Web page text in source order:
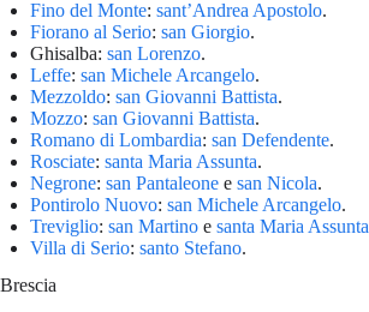
Fino del Monte: sant’Andrea Apostolo.
Fiorano al Serio: san Giorgio.
Ghisalba: san Lorenzo.
Leffe: san Michele Arcangelo.
Mezzoldo: san Giovanni Battista.
Mozzo: san Giovanni Battista.
Romano di Lombardia: san Defendente.
Rosciate: santa Maria Assunta.
Negrone: san Pantaleone e san Nicola.
Pontirolo Nuovo: san Michele Arcangelo.
Treviglio: san Martino e santa Maria Assunta
Villa di Serio: santo Stefano.
Brescia